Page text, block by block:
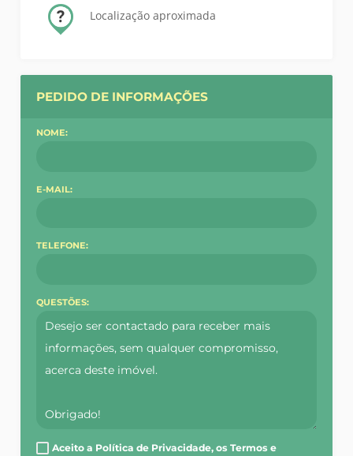
Localização aproximada
PEDIDO DE INFORMAÇÕES
NOME:
E-MAIL:
TELEFONE:
QUESTÕES:
Aceito a Política de Privacidade, os Termos e